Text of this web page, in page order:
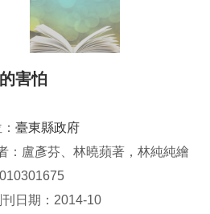
害怕
臺東縣政府
：盧彥芬、林曉蘋著，林純純繪
日期：2014-10